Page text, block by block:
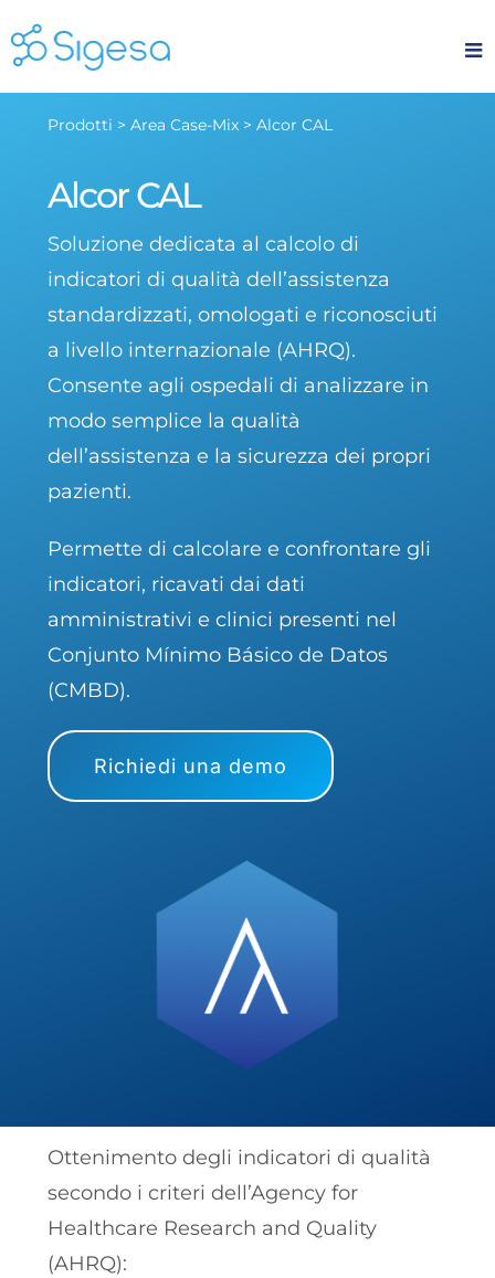
to
content
Prodotti > Area Case-Mix > Alcor CAL
Alcor CAL
Soluzione dedicata al calcolo di
indicatori di qualità dell’assistenza
standardizzati, omologati e riconosciuti
a livello internazionale (AHRQ).
Consente agli ospedali di analizzare in
modo semplice la qualità
dell’assistenza e la sicurezza dei propri
pazienti.
Permette di calcolare e confrontare gli
indicatori, ricavati dai dati
amministrativi e clinici presenti nel
Conjunto Mínimo Básico de Datos
(CMBD).
Richiedi una demo
Ottenimento degli indicatori di qualità
secondo i criteri dell’Agency for
Healthcare Research and Quality
(AHRQ):